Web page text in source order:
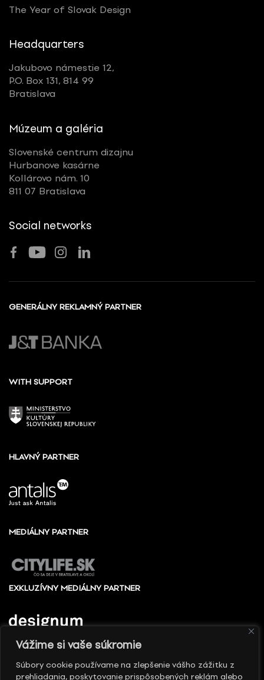
Vážime si vaše súkromie
Súbory cookie používame na zlepšenie vášho zážitku z
prehliadania, poskytovanie prispôsobených reklám alebo
The Year of Slovak Design
Headquarters
Jakubovo námestie 12,
P.O. Box 131, 814 99
Bratislava
Múzeum a galéria
Slovenské centrum dizajnu
Hurbanove kasárne
Kollárovo nám. 10
811 07 Bratislava
Social networks
GENERÁLNY REKLAMNÝ PARTNER
WITH SUPPORT
HLAVNÝ PARTNER
MEDIÁLNY PARTNER
EXKLUZÍVNY MEDIÁLNY PARTNER